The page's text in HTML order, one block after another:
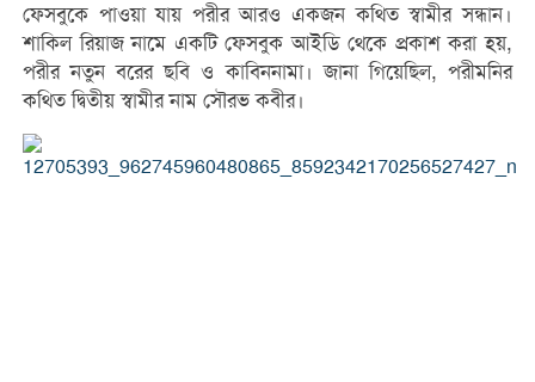
ফেসবুকে পাওয়া যায় পরীর আরও একজন কথিত স্বামীর সন্ধান।
শাকিল রিয়াজ নামে একটি ফেসবুক আইডি থেকে প্রকাশ করা হয়,
পরীর নতুন বরের ছবি ও কাবিননামা। জানা গিয়েছিল, পরীমনির
কথিত দ্বিতীয় স্বামীর নাম সৌরভ কবীর।